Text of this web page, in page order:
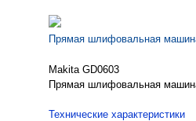
Прямая шлифовальная
Makita GD0603
Прямая шлифовальная
Технические характеристики